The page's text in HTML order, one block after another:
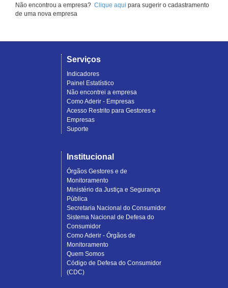
Não encontrou a empresa? Clique aqui para sugerir o cadastramento
de uma nova empresa
Serviços
Indicadores
Painel Estatístico
Não encontrei a empresa
Como Aderir - Empresas
Acesso Restrito para Gestores e
Empresas
Suporte
Institucional
Órgãos Gestores e de
Monitoramento
Ministério da Justiça e Segurança
Pública
Secretaria Nacional do Consumidor
Sistema Nacional de Defesa do
Consumidor
Como Aderir - Órgãos de
Monitoramento
Quem Somos
Código de Defesa do Consumidor
(CDC)